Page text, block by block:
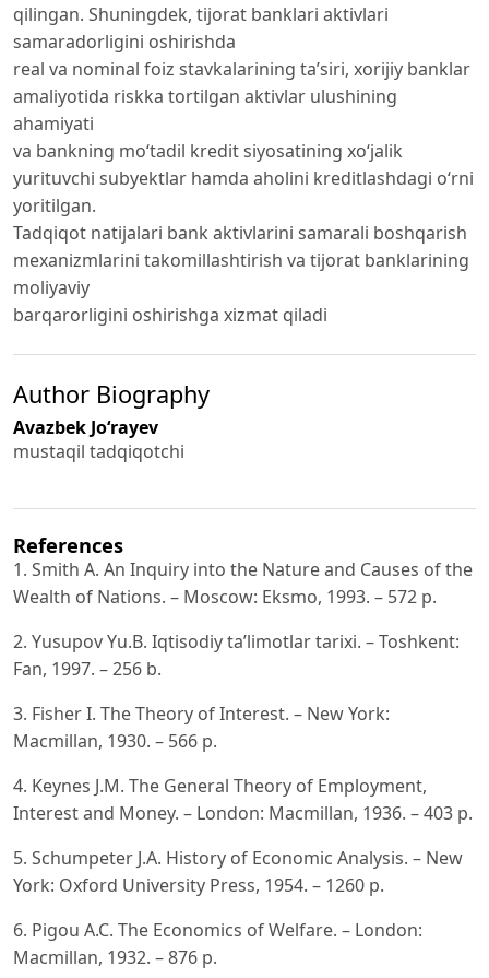
qilingan. Shuningdek, tijorat banklari aktivlari
samaradorligini oshirishda
real va nominal foiz stavkalarining ta’siri, xorijiy banklar
amaliyotida riskka tortilgan aktivlar ulushining
ahamiyati
va bankning moʻtadil kredit siyosatining xoʻjalik
yurituvchi subyektlar hamda aholini kreditlashdagi oʻrni
yoritilgan.
Tadqiqot natijalari bank aktivlarini samarali boshqarish
mexanizmlarini takomillashtirish va tijorat banklarining
moliyaviy
barqarorligini oshirishga xizmat qiladi
Author Biography
Avazbek Jo‘rayev
mustaqil tadqiqotchi
References
1. Smith A. An Inquiry into the Nature and Causes of the
Wealth of Nations. – Moscow: Eksmo, 1993. – 572 p.
2. Yusupov Yu.B. Iqtisodiy ta’limotlar tarixi. – Toshkent:
Fan, 1997. – 256 b.
3. Fisher I. The Theory of Interest. – New York:
Macmillan, 1930. – 566 p.
4. Keynes J.M. The General Theory of Employment,
Interest and Money. – London: Macmillan, 1936. – 403 p.
5. Schumpeter J.A. History of Economic Analysis. – New
York: Oxford University Press, 1954. – 1260 p.
6. Pigou A.C. The Economics of Welfare. – London:
Macmillan, 1932. – 876 p.